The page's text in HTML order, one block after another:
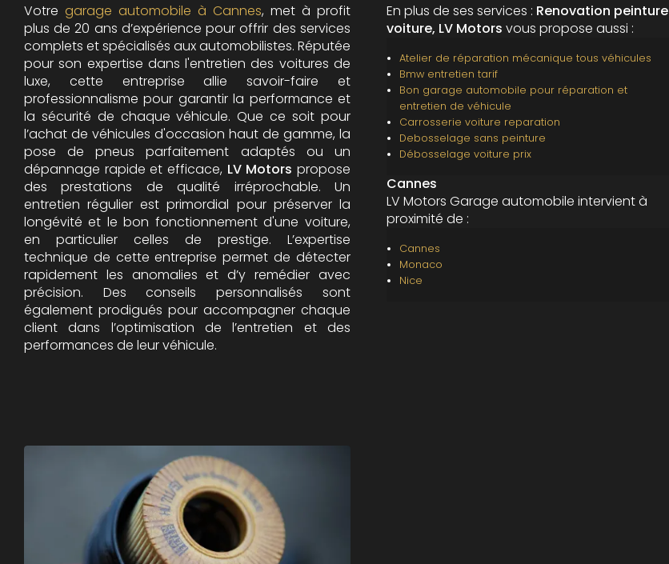
Votre garage automobile à Cannes, met à profit
plus de 20 ans d’expérience pour offrir des services
complets et spécialisés aux automobilistes. Réputée
pour son expertise dans l'entretien des voitures de
luxe, cette entreprise allie savoir-faire et
professionnalisme pour garantir la performance et
la sécurité de chaque véhicule. Que ce soit pour
l’achat de véhicules d'occasion haut de gamme, la
pose de pneus parfaitement adaptés ou un
dépannage rapide et efficace, LV Motors propose
des prestations de qualité irréprochable. Un
entretien régulier est primordial pour préserver la
longévité et le bon fonctionnement d'une voiture,
en particulier celles de prestige. L’expertise
technique de cette entreprise permet de détecter
rapidement les anomalies et d’y remédier avec
précision. Des conseils personnalisés sont
également prodigués pour accompagner chaque
client dans l’optimisation de l’entretien et des
performances de leur véhicule.
En plus de ses services : Renovation peinture
voiture, LV Motors vous propose aussi :
Atelier de réparation mécanique tous véhicules
Bmw entretien tarif
Bon garage automobile pour réparation et
entretien de véhicule
Carrosserie voiture reparation
Debosselage sans peinture
Débosselage voiture prix
Cannes
LV Motors Garage automobile intervient à
proximité de :
Cannes
Monaco
Nice